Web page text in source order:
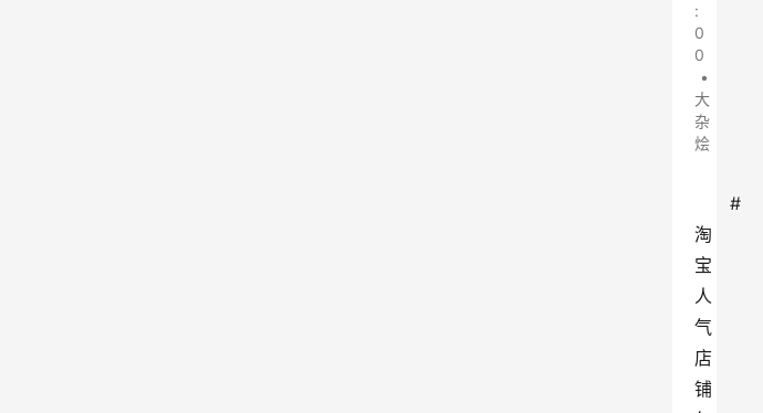
:
0
0
•
大
杂
烩
#
淘
宝
人
气
店
铺